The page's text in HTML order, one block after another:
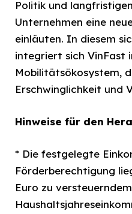
Politik und
Unternehmen eine
einläuten. In diesem
integriert sich VinFast
Mobilitätsökosystem,
Erschwinglichkeit und
Hinweise für den
* Die festgelegte
Förderberechtigung
Euro zu versteuerndem